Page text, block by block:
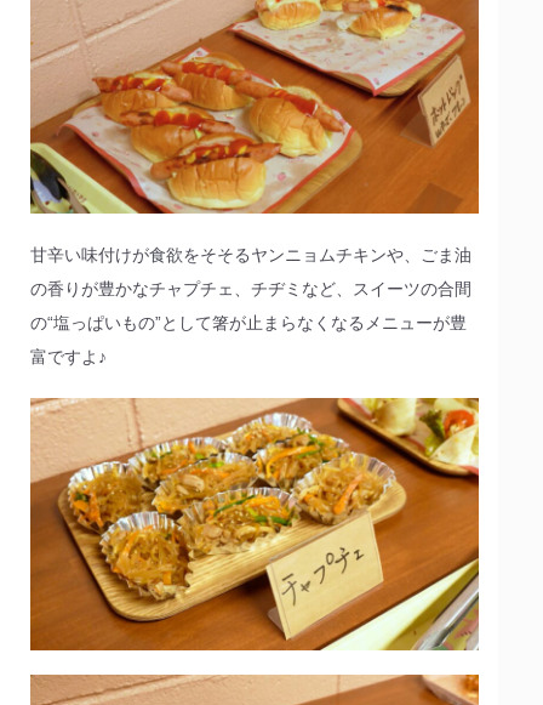
甘辛い味付けが食欲をそそるヤンニョムチキンや、ごま油
の香りが豊かなチャプチェ、チヂミなど、スイーツの合間
の“塩っぱいもの”として箸が止まらなくなるメニューが豊
富ですよ♪